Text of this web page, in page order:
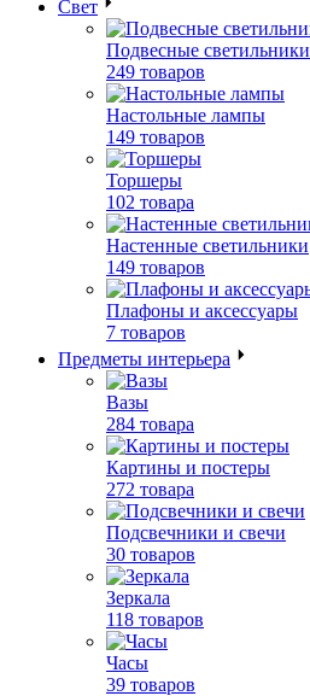
Свет
Подвесные светильники
249 товаров
Настольные лампы
149 товаров
Торшеры
102 товара
Настенные светильники
149 товаров
Плафоны и аксессуары
7 товаров
Предметы интерьера
Вазы
284 товара
Картины и постеры
272 товара
Подсвечники и свечи
30 товаров
Зеркала
118 товаров
Часы
39 товаров